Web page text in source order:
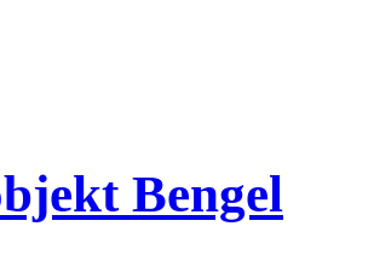
Bengel